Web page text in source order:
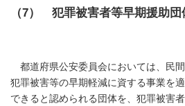
（7） 犯罪被害者等早期援助団
都道府県公安委員会においては、民
犯罪被害等の早期軽減に資する事業を
できると認められる団体を、犯罪被害